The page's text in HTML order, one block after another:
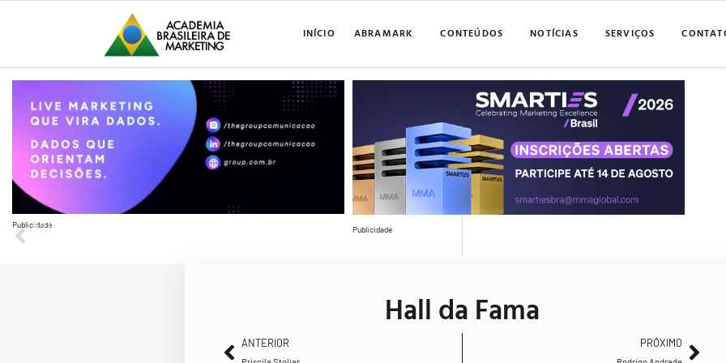
INÍCIO ABRAMARK CONTEÚDOS NOTÍCIAS SERVIÇOS
Publicidade Publicidade
ANTERIOR
Hall da Fama
ANTERIOR PRÓXIMO